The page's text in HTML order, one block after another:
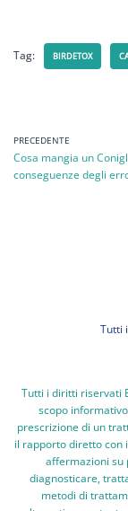
Tag: BIRDETOX
PRECEDENTE
Cosa mangia un
conseguenze degli
Tutti
Tutti i diritti riservati
scopo
prescrizione di un
il rapporto diretto con
affermazioni su
diagnosticare,
metodi di